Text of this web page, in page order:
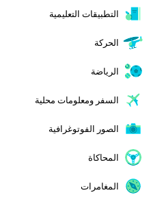
التطبيقات التعليمية
الحركة
الرياضة
السفر ومعلومات محلية
الصور الفوتوغرافية
المحاكاة
المغامرات